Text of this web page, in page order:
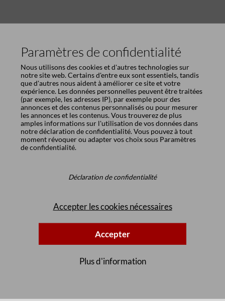
Paramètres de confidentialité
Nous utilisons des cookies et d'autres technologies sur
notre site web. Certains d'entre eux sont essentiels, tandis
que d'autres nous aident à améliorer ce site et votre
expérience. Les données personnelles peuvent être traitées
(par exemple, les adresses IP), par exemple pour des
annonces et des contenus personnalisés ou pour mesurer
les annonces et les contenus. Vous trouverez de plus
amples informations sur l'utilisation de vos données dans
notredéclaration de confidentialité. Vous pouvez à tout
moment révoquer ou adapter vos choix sous Paramètres
de confidentialité.
Déclaration de confidentialité
Accepter les cookies nécessaires
Accepter
Plus d'information
Options